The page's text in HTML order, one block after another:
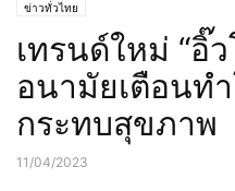
ข่าวทั่วไทย
เทรนด์ใหม่ “อิ๊
อนามัยเตือนท
กระทบสุขภาพ
11/04/2023